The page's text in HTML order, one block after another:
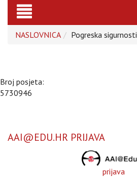
Toggle
navigation
NASLOVNICA Pogreska sigurnosti
Broj posjeta:
5730946
AAI@EDU.HR PRIJAVA
prijava